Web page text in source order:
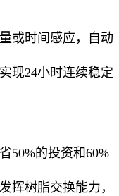
或时间感应，自动
现24小时连续稳定
50%的投资和60%
挥树脂交换能力，